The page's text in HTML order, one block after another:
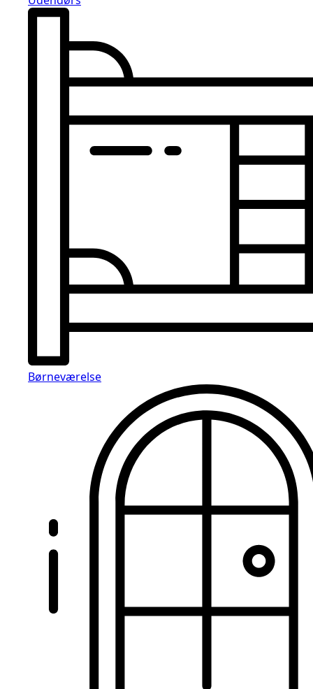
Børneværelse